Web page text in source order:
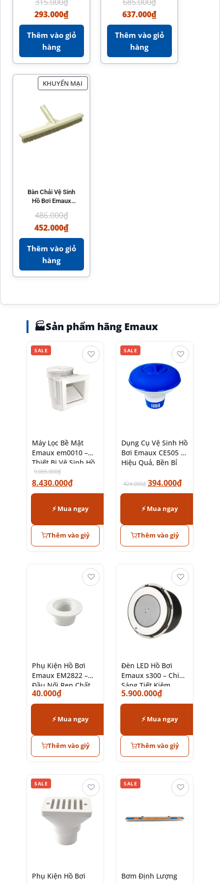
Lượng Chính Hãng
293.000₫
Thêm vào giỏ
hàng
Bền Bỉ
637.000₫
Thêm vào giỏ
hàng
KHUYẾN MẠI
Bàn Chải Vệ Sinh
Hồ Bơi Emaux
Cao Cấp
486.000₫
452.000₫
Thêm vào giỏ
hàng
🏭Sản phẩm hãng Emaux
SALE
Máy Lọc Bề Mặt
Emaux em0010 –
Thiết Bị Vệ Sinh Hồ
Bơi Chính Hãng
9.065.000₫
8.430.000₫
⚡ Mua ngay
Thêm vào giỷ
♡ SALE
Dụng Cụ Vệ Sinh Hồ
Bơi Emaux CE505 –
Hiệu Quả, Bền Bỉ
424.000₫ 394.000₫
⚡ Mua ngay
Thêm vào giỷ
♡
Phụ Kiện Hồ Bơi
Emaux EM2822 –
Đầu Nối Ren Chất
Lượng Cao
40.000₫
⚡ Mua ngay
Thêm vào giỷ
♡
Đèn LED Hồ Bơi
Emaux s300 – Chiếu
Sáng Tiết Kiệm
Năng Lượng
5.900.000₫
⚡ Mua ngay
Thêm vào giỷ
♡
SALE
Phụ Kiện Hồ Bơi
♡ SALE
Bơm Định Lượng
♡